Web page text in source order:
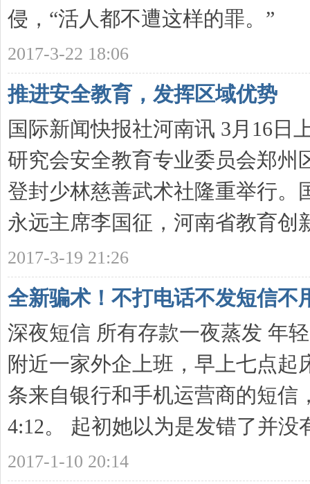
侵，“活人都不遭这样的罪。”
2017-3-22 18:06
推进安全教育，发挥区域优势
国际新闻快报社河南讯 3月16日
研究会安全教育专业委员会郑州
登封少林慈善武术社隆重举行。
永远主席李国征，河南省教育创
2017-3-19 21:26
全新骗术！不打电话不发短信不
深夜短信 所有存款一夜蒸发 年
附近一家外企上班，早上七点起
条来自银行和手机运营商的短信
4:12。 起初她以为是发错了并没
2017-1-10 20:14